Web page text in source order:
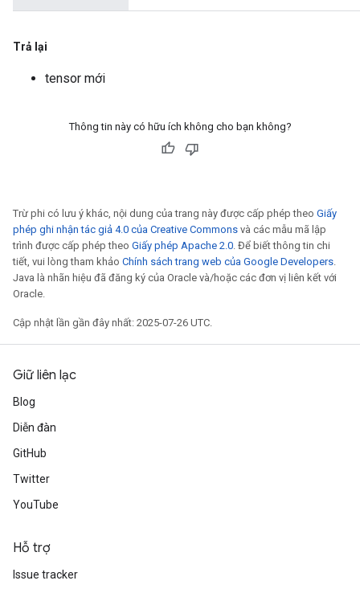
Trả lại
tensor mới
Thông tin này có hữu ích không cho bạn không?
Trừ phi có lưu ý khác, nội dung của trang này được cấp phép theo Giấy
phép ghi nhận tác giả 4.0 của Creative Commons và các mẫu mã lập
trình được cấp phép theo Giấy phép Apache 2.0. Để biết thông tin chi
tiết, vui lòng tham khảo Chính sách trang web của Google Developers.
Java là nhãn hiệu đã đăng ký của Oracle và/hoặc các đơn vị liên kết với
Oracle.
Cập nhật lần gần đây nhất: 2025-07-26 UTC.
Giữ liên lạc
Blog
Diễn đàn
GitHub
Twitter
YouTube
Hỗ trợ
Issue tracker